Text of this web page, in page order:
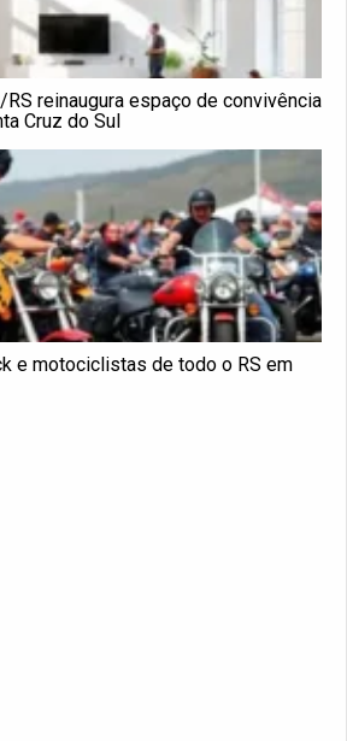
reinaugura espaço de convivência
Cruz do Sul
e motociclistas de todo o RS em